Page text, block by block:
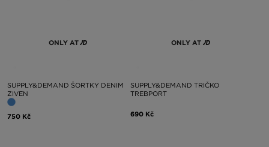
ONLY AT
SUPPLY&DEMAND ŠORTKY DENIM
ZIVEN
750 Kč
ONLY AT
SUPPLY&DEMAND TRIČKO
TREBPORT
690 Kč